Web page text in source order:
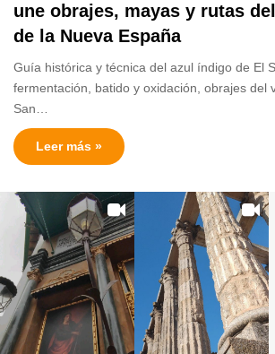
une obrajes, mayas y rutas
de la Nueva España
Guía histórica y técnica del azul índigo de El
fermentación, batido y oxidación, obrajes del
San…
Leer más »